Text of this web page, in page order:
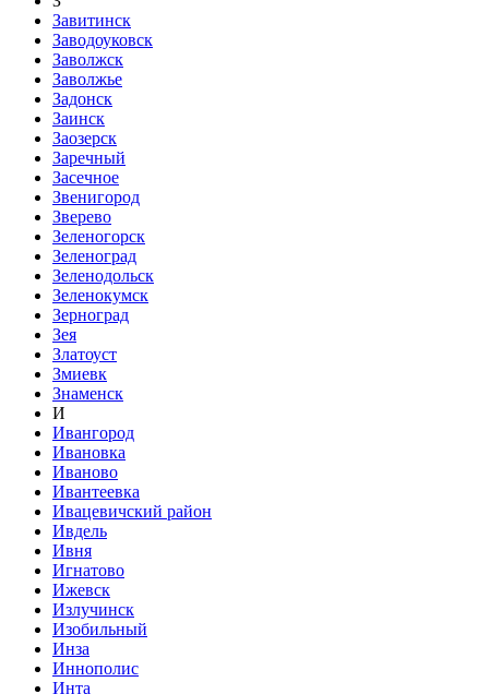
Завитинск
Заводоуковск
Заволжск
Заволжье
Задонск
Заинск
Заозерск
Заречный
Засечное
Звенигород
Зверево
Зеленогорск
Зеленоград
Зеленодольск
Зеленокумск
Зерноград
Зея
Златоуст
Змиевк
Знаменск
И
Ивангород
Ивановка
Иваново
Ивантеевка
Ивацевичский район
Ивдель
Ивня
Игнатово
Ижевск
Излучинск
Изобильный
Инза
Иннополис
Инта